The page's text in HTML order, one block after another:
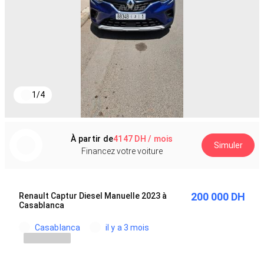
1/4
À partir de4147 DH / mois
Financez votre voiture
Simuler
Renault Captur Diesel Manuelle 2023 à
Casablanca
200 000 DH
Casablanca il y a 3 mois